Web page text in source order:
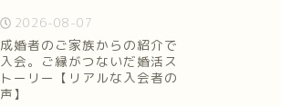
2026-08-07
成婚者のご家族からの紹介で
入会。ご縁がつないだ婚活ス
トーリー【リアルな入会者の
声】